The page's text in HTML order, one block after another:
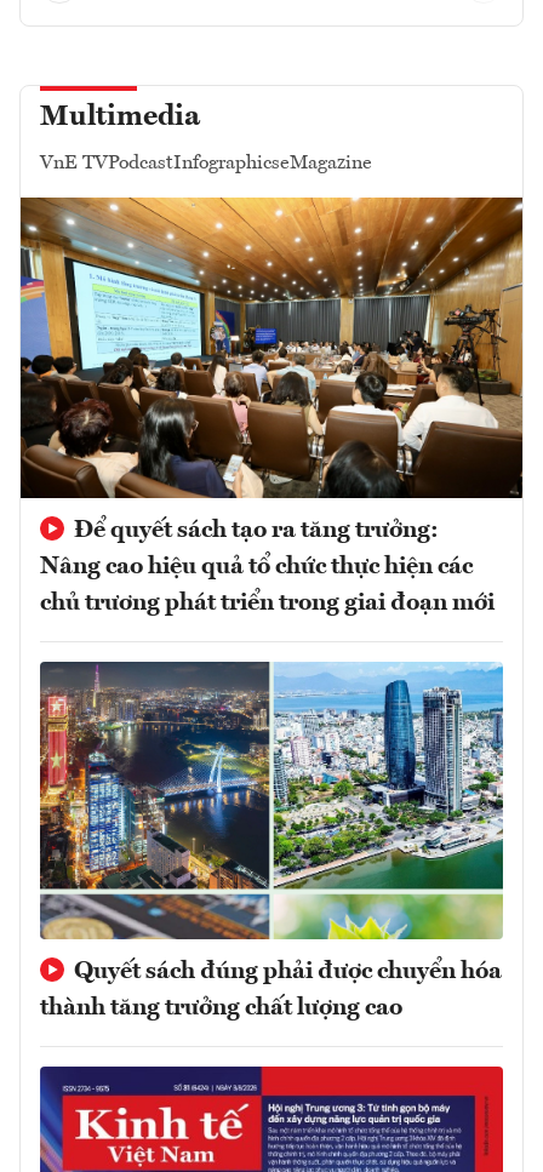
Multimedia
VnE TVPodcastInfographicseMagazine
Để quyết sách tạo ra tăng trưởng:
Nâng cao hiệu quả tổ chức thực hiện các
chủ trương phát triển trong giai đoạn mới
Quyết sách đúng phải được chuyển hóa
thành tăng trưởng chất lượng cao